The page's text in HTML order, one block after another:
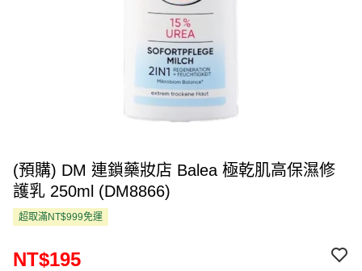
(預購) DM 連鎖藥妝店 Balea 極乾肌高保濕修
護乳 250ml (DM8866)
超取滿NT$999免運
NT$195